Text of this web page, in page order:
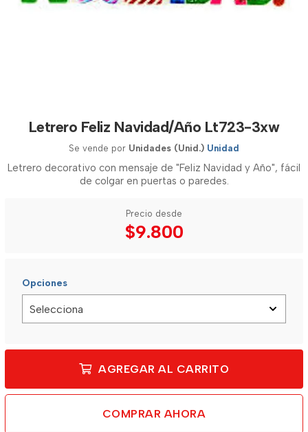
Letrero Feliz Navidad/Año Lt723-3xw
Se vende por Unidades (Unid.) Unidad
Letrero decorativo con mensaje de "Feliz Navidad y Año", fácil
de colgar en puertas o paredes.
Precio desde
$9.800
Opciones
AGREGAR AL CARRITO
COMPRAR AHORA